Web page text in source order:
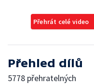
Přehrát celé video
Přehled dílů
5778 přehratelných